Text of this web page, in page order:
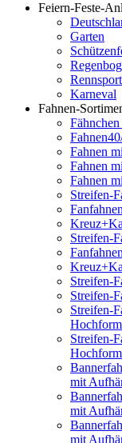
Feiern-Feste-
Garten
Rennsport
Karneval
Fahnen-
Fahnen
Fahnen
Fahnen
Streifen-
Streifen-
Streifen-
Streifen-
Streifen-
Streifen-
mit
mit
mit